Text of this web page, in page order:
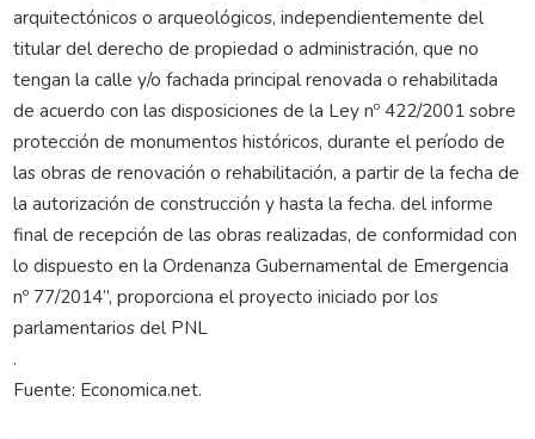
arquitectónicos o arqueológicos, independientemente del
titular del derecho de propiedad o administración, que no
tengan la calle y/o fachada principal renovada o rehabilitada
de acuerdo con las disposiciones de la Ley nº 422/2001 sobre
protección de monumentos históricos, durante el período de
las obras de renovación o rehabilitación, a partir de la fecha de
la autorización de construcción y hasta la fecha. del informe
final de recepción de las obras realizadas, de conformidad con
lo dispuesto en la Ordenanza Gubernamental de Emergencia
nº 77/2014”, proporciona el proyecto iniciado por los
parlamentarios del PNL
.
Fuente: Economica.net.